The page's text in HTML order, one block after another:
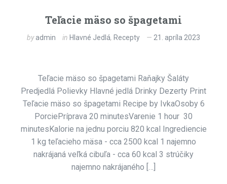
Teľacie mäso so špagetami
byadmin in Hlavné Jedlá, Recepty 21. apríla 2023
Teľacie mäso so špagetami Raňajky Šaláty
Predjedlá Polievky Hlavné jedlá Drinky Dezerty Print
Teľacie mäso so špagetami Recipe by IvkaOsoby 6
PorciePríprava 20 minutesVarenie 1 hour 30
minutesKalorie na jednu porciu 820 kcal Ingrediencie
1 kg teľacieho mäsa - cca 2500 kcal 1 najemno
nakrájaná veľká cibuľa - cca 60 kcal 3 strúčiky
najemno nakrájaného […]